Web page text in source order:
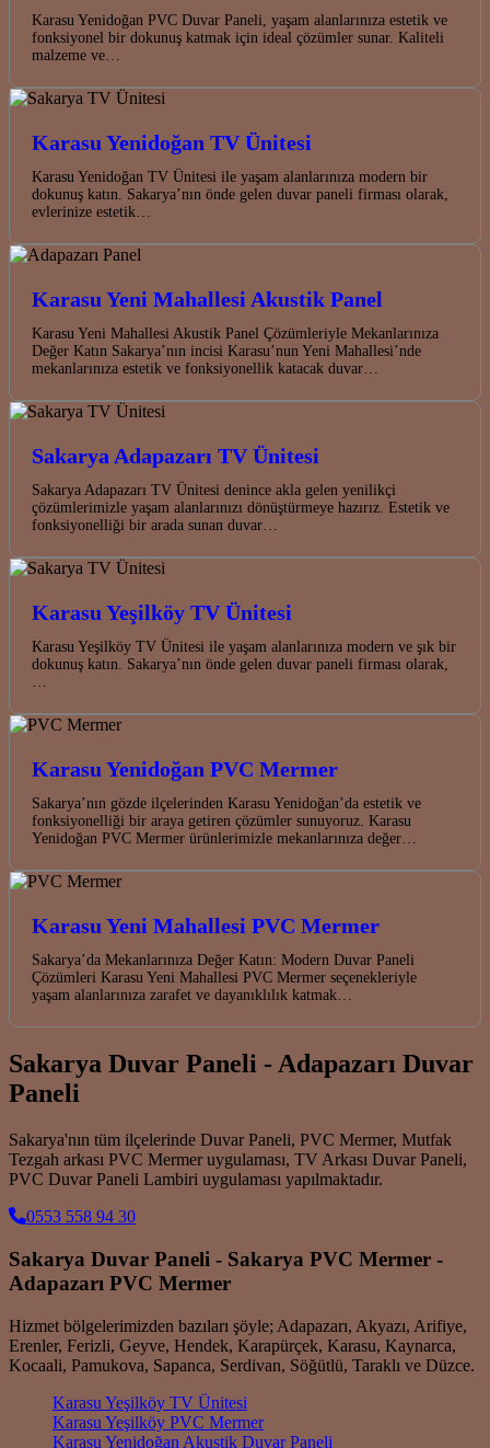
Karasu Yenidoğan PVC Duvar Paneli, yaşam alanlarınıza estetik ve
fonksiyonel bir dokunuş katmak için ideal çözümler sunar. Kaliteli
malzeme ve…
Karasu Yenidoğan TV Ünitesi
Karasu Yenidoğan TV Ünitesi ile yaşam alanlarınıza modern bir
dokunuş katın. Sakarya’nın önde gelen duvar paneli firması olarak,
evlerinize estetik…
Karasu Yeni Mahallesi Akustik Panel
Karasu Yeni Mahallesi Akustik Panel Çözümleriyle Mekanlarınıza
Değer Katın Sakarya’nın incisi Karasu’nun Yeni Mahallesi’nde
mekanlarınıza estetik ve fonksiyonellik katacak duvar…
Sakarya Adapazarı TV Ünitesi
Sakarya Adapazarı TV Ünitesi denince akla gelen yenilikçi
çözümlerimizle yaşam alanlarınızı dönüştürmeye hazırız. Estetik ve
fonksiyonelliği bir arada sunan duvar…
Karasu Yeşilköy TV Ünitesi
Karasu Yeşilköy TV Ünitesi ile yaşam alanlarınıza modern ve şık bir
dokunuş katın. Sakarya’nın önde gelen duvar paneli firması olarak,
…
Karasu Yenidoğan PVC Mermer
Sakarya’nın gözde ilçelerinden Karasu Yenidoğan’da estetik ve
fonksiyonelliği bir araya getiren çözümler sunuyoruz. Karasu
Yenidoğan PVC Mermer ürünlerimizle mekanlarınıza değer…
Karasu Yeni Mahallesi PVC Mermer
Sakarya’da Mekanlarınıza Değer Katın: Modern Duvar Paneli
Çözümleri Karasu Yeni Mahallesi PVC Mermer seçenekleriyle
yaşam alanlarınıza zarafet ve dayanıklılık katmak…
Sakarya Duvar Paneli - Adapazarı Duvar
Paneli
Sakarya'nın tüm ilçelerinde Duvar Paneli, PVC Mermer, Mutfak
Tezgah arkası PVC Mermer uygulaması, TV Arkası Duvar Paneli,
PVC Duvar Paneli Lambiri uygulaması yapılmaktadır.
0553 558 94 30
Sakarya Duvar Paneli - Sakarya PVC Mermer -
Adapazarı PVC Mermer
Hizmet bölgelerimizden bazıları şöyle; Adapazarı, Akyazı, Arifiye,
Erenler, Ferizli, Geyve, Hendek, Karapürçek, Karasu, Kaynarca,
Kocaali, Pamukova, Sapanca, Serdivan, Söğütlü, Taraklı ve Düzce.
Karasu Yeşilköy TV Ünitesi
Karasu Yeşilköy PVC Mermer
Karasu Yenidoğan Akustik Duvar Paneli